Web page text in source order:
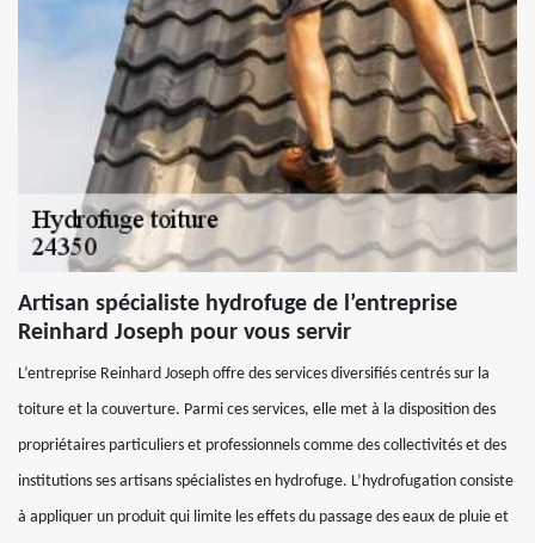
Artisan spécialiste hydrofuge de l’entreprise
Reinhard Joseph pour vous servir
L’entreprise Reinhard Joseph offre des services diversifiés centrés sur la
toiture et la couverture. Parmi ces services, elle met à la disposition des
propriétaires particuliers et professionnels comme des collectivités et des
institutions ses artisans spécialistes en hydrofuge. L’hydrofugation consiste
à appliquer un produit qui limite les effets du passage des eaux de pluie et